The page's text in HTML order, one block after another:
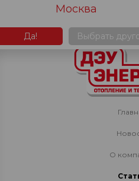
О
Москва
Да! Выбрать